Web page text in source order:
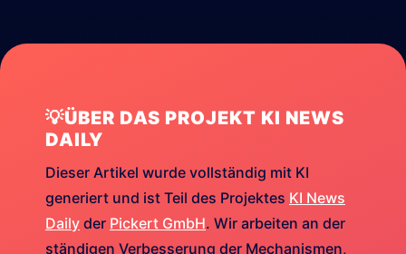
💡ÜBER DAS PROJEKT KI NEWS
DAILY
Dieser Artikel wurde vollständig mit KI
generiert und ist Teil des Projektes KI News
Daily der Pickert GmbH. Wir arbeiten an der
ständigen Verbesserung der Mechanismen,